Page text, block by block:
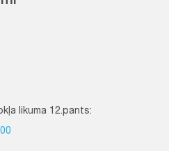
likuma 12.pants: